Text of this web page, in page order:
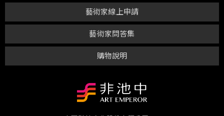
購物說明
藝術家問答集
藝術家線上申請